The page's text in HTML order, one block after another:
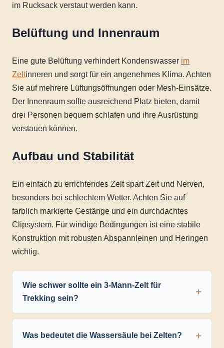
im Rucksack verstaut werden kann.
Belüftung und Innenraum
Eine gute Belüftung verhindert Kondenswasser im
Zeltinneren und sorgt für ein angenehmes Klima. Achten
Sie auf mehrere Lüftungsöffnungen oder Mesh-Einsätze.
Der Innenraum sollte ausreichend Platz bieten, damit
drei Personen bequem schlafen und ihre Ausrüstung
verstauen können.
Aufbau und Stabilität
Ein einfach zu errichtendes Zelt spart Zeit und Nerven,
besonders bei schlechtem Wetter. Achten Sie auf
farblich markierte Gestänge und ein durchdachtes
Clipsystem. Für windige Bedingungen ist eine stabile
Konstruktion mit robusten Abspannleinen und Heringen
wichtig.
Wie schwer sollte ein 3-Mann-Zelt für
Trekking sein?
Was bedeutet die Wassersäule bei Zelten?